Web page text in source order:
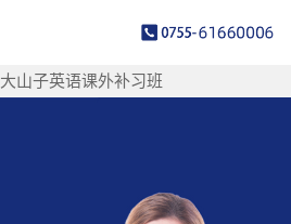
大山子英语课外补习班